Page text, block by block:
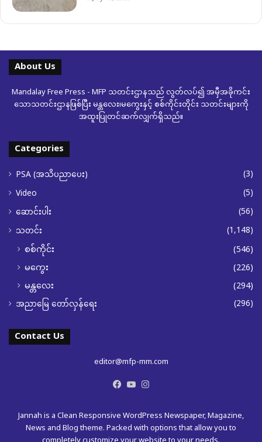
About Us
Mandalay Free Press - MFP သတင်းဌာနသည် လွတ်လပ်၍ အမှီအခိုကင်း
သောသတင်းဌာနဖြစ်ပြီး မန္တလေး၊မကွေးနှင့် စစ်ကိုင်းတိုင်း သတင်းများကို
အထူးပြုတင်ဆက်လျှက်ရှိသည်။
Categories
PSA (အသိပညာပေး)
(3)
Video
(5)
ဆောင်းပါး
(56)
သတင်း
(1,148)
စစ်ကိုင်း
(546)
မကွေး
(226)
မန္တလေး
(294)
အညာမြေ တော်လှန်ရေး (296)
Contact Us
editor@mfp-mm.com
Facebook
YouTube
Jannah is a Clean Responsive WordPress Newspaper, Magazine,
News and Blog theme. Packed with options that allow you to